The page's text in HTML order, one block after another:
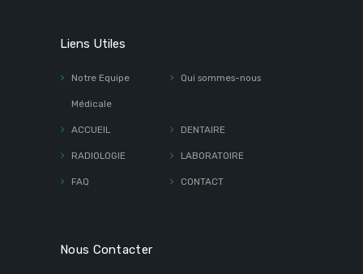
Liens Utiles
Notre Equipe
Médicale
Qui sommes-nous
ACCUEIL DENTAIRE
RADIOLOGIE LABORATOIRE
FAQ CONTACT
Nous Contacter